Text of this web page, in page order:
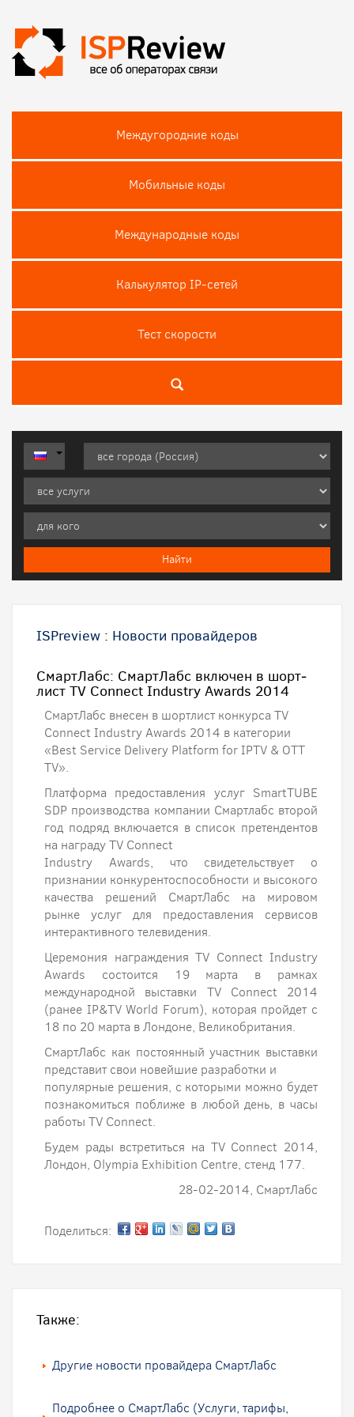
Междугородние коды
Мобильные коды
Международные коды
Калькулятор IP-сетей
Тест скороcти
ISPreview : Новости провайдеров
СмартЛабс: СмартЛабс включен в шорт­
лист TV Connect Industry Awards 2014
СмартЛабс внесен в шорт­лист конкурса TV
Connect Industry Awards 2014 в категории
«Best Service Delivery Platform for IPTV & OTT
TV».
Платформа предоставления услуг SmartTUBE
SDP производства компании Смартлабс второй
год подряд включается в список претендентов
на награду TV Connect
Industry Awards, что свидетельствует о
признании конкурентоспособности и высокого
качества решений СмартЛабс на мировом
рынке услуг для предоставления сервисов
интерактивного телевидения.
Церемония награждения TV Connect Industry
Awards состоится 19 марта в рамках
международной выставки TV Connect 2014
(ранее IP&TV World Forum), которая пройдет с
18 по 20 марта в Лондоне, Великобритания.
СмартЛабс как постоянный участник выставки
представит свои новейшие разработки и
популярные решения, с которыми можно будет
познакомиться поближе в любой день, в часы
работы TV Connect.
Будем рады встретиться на TV Connect 2014,
Лондон, Olympia Exhibition Centre, стенд 177.
28-02-2014, СмартЛабс
Поделиться:
Также:
Другие новости провайдера СмартЛабс
Подробнее о СмартЛабс (Услуги, тарифы,